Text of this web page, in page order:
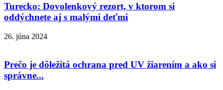
Turecko: Dovolenkový rezort, v ktorom si
oddýchnete aj s malými deťmi
26. júna 2024
Prečo je dôležitá ochrana pred UV žiarením a ako si
správne...